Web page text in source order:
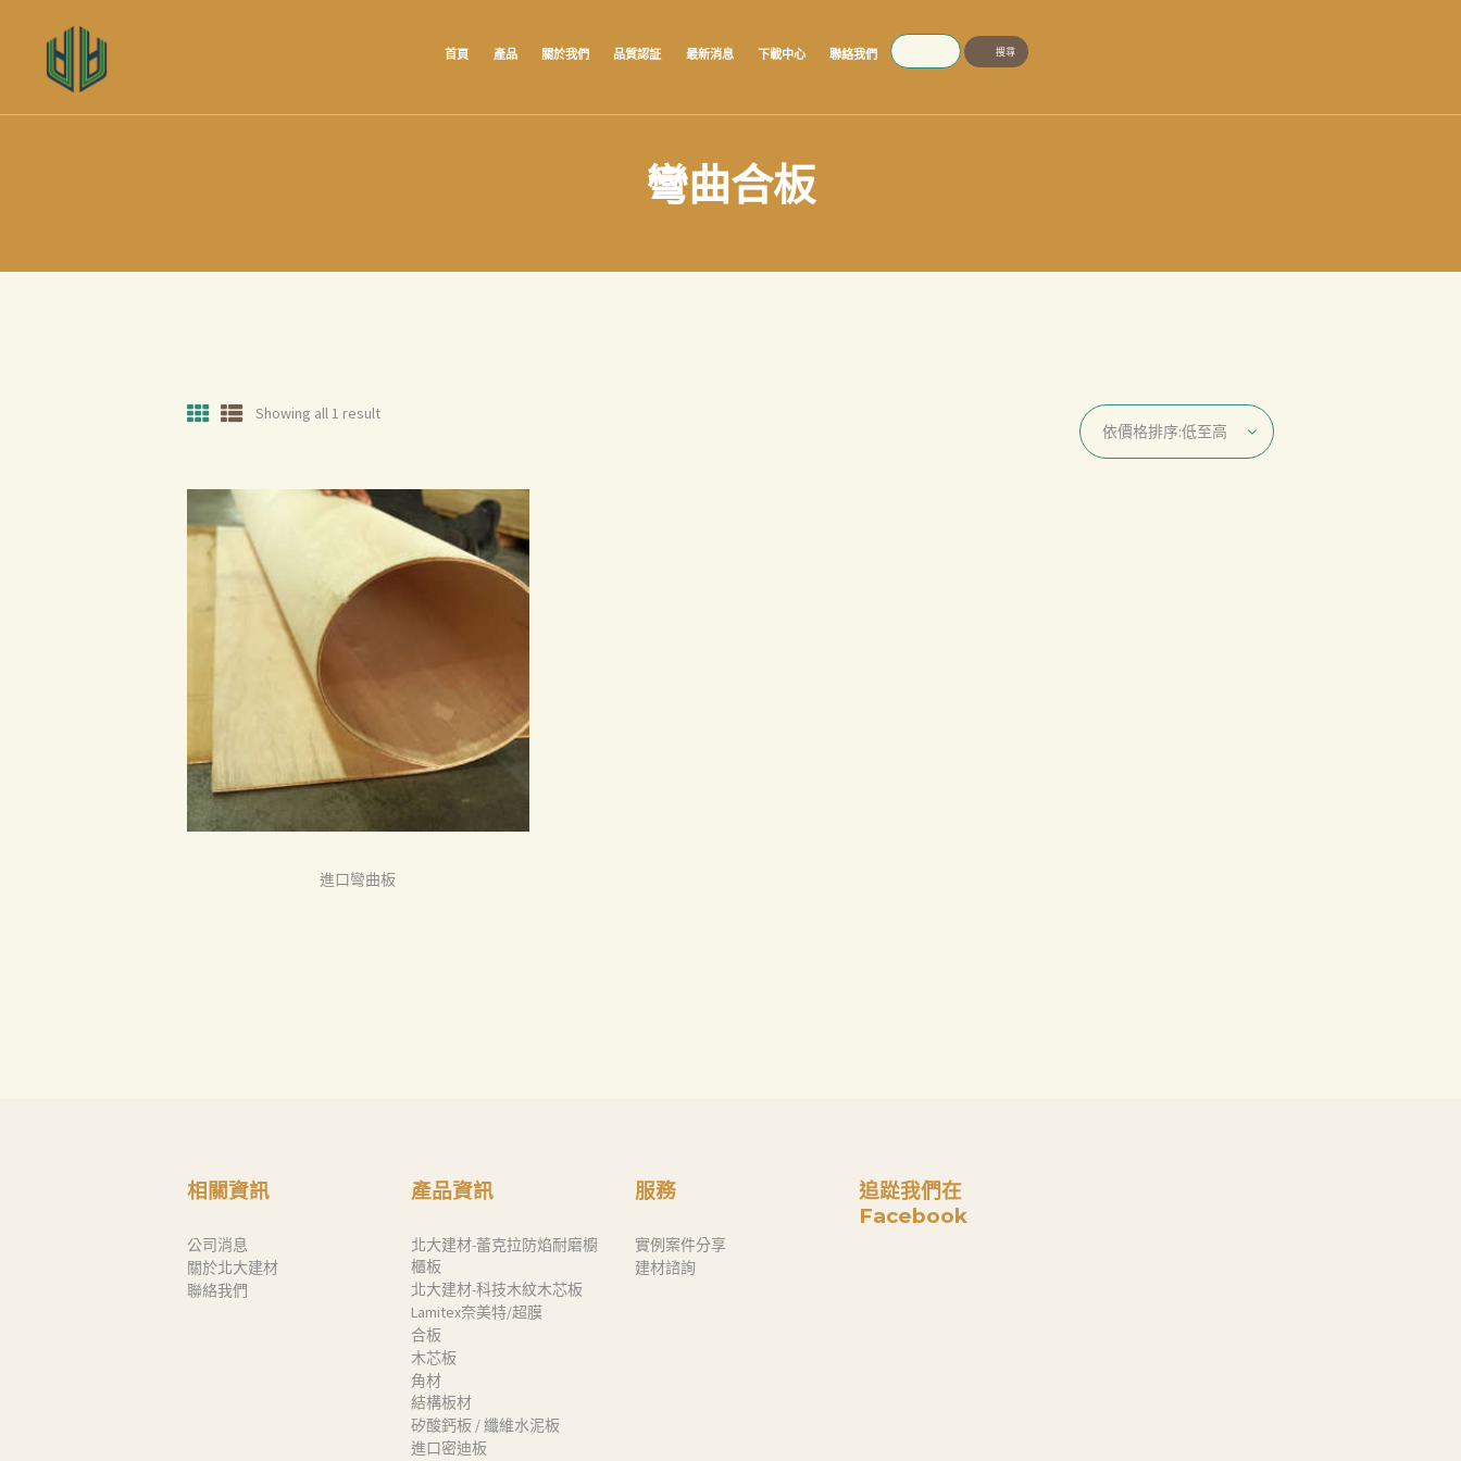
首頁 產品 關於我們 品質認証 最新消息 下載中心 聯絡我們
SEARCH
彎曲合板
Showing all 1 result
進口彎曲板
相關資訊
公司消息
關於北大建材
聯絡我們
產品資訊
北大建材-蕾克拉防焰耐磨櫥
櫃板
北大建材-科技木紋木芯板
Lamitex奈美特/超膜
合板
木芯板
角材
結構板材
矽酸鈣板 / 纖維水泥板
進口密迪板
服務
實例案件分享
建材諮詢
追踨我們在
Facebook